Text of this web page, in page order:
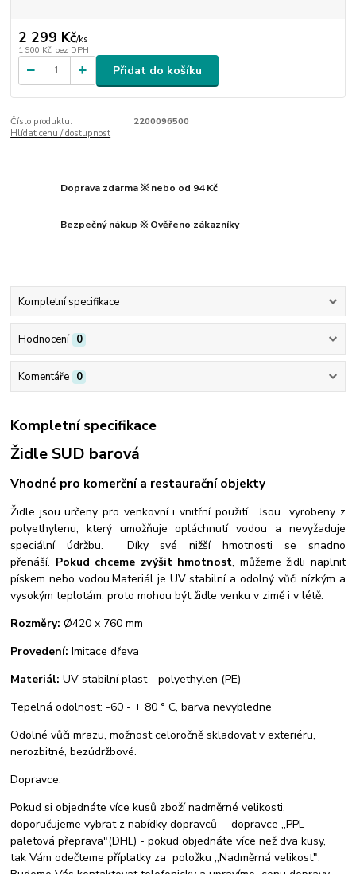
2 299 Kč/ks
1 900 Kč bez DPH
Přidat do košíku
Číslo produktu:
2200096500
Hlídat cenu / dostupnost
Doprava zdarma ※ nebo od 94 Kč
Bezpečný nákup ※ Ověřeno zákazníky
Kompletní specifikace
Hodnocení 0
Komentáře 0
Kompletní specifikace
Židle SUD barová
Vhodné pro komerční a restaurační objekty
Židle jsou určeny pro venkovní i vnitřní použití. Jsou vyrobeny z
polyethylenu, který umožňuje opláchnutí vodou a nevyžaduje
speciální údržbu. Díky své nižší hmotnosti se snadno
přenáší. Pokud chceme zvýšit hmotnost, můžeme židli naplnit
pískem nebo vodou.Materiál je UV stabilní a odolný vůči nízkým a
vysokým teplotám, proto mohou být židle venku v zimě i v létě.
Rozměry: Ø420 x 760 mm
Provedení: Imitace dřeva
Materiál: UV stabilní plast - polyethylen (PE)
Tepelná odolnost: -60 - + 80 ° C, barva nevybledne
Odolné vůči mrazu, možnost celoročně skladovat v exteriéru,
nerozbitné, bezúdržbové.
Dopravce:
Pokud si objednáte více kusů zboží nadměrné velikosti,
doporučujeme vybrat z nabídky dopravců - dopravce ,,PPL
paletová přeprava"(DHL) - pokud objednáte více než dva kusy,
tak Vám odečteme příplatky za položku ,,Nadměrná velikost".